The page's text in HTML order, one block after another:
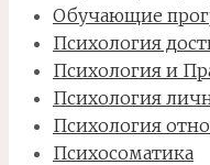
Обучающие
Психология
Психология и
Психология
Психология
Психосоматика